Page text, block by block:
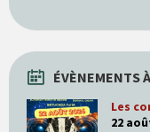
ÉVÈNEMENTS
Les
22